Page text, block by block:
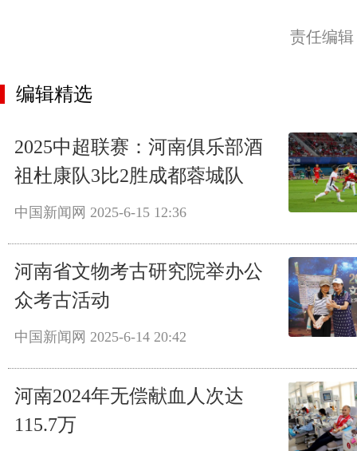
责任编
编辑精选
2025中超联赛：河南俱乐部酒
祖杜康队3比2胜成都蓉城队
中国新闻网 2025-6-15 12:36
河南省文物考古研究院举办公
众考古活动
中国新闻网 2025-6-14 20:42
河南2024年无偿献血人次达
115.7万